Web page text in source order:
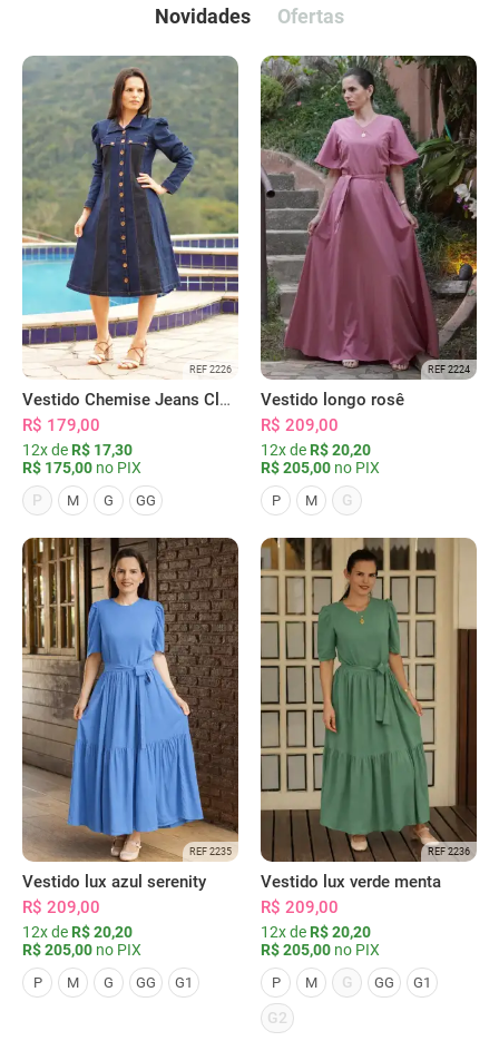
Novidades Ofertas
REF 2226
Vestido Chemise Jeans Clássica Serena
R$ 179,00
12x de R$ 17,30
R$ 175,00 no PIX
P
M G GG
REF 2224
Vestido longo rosê
R$ 209,00
12x de R$ 20,20
R$ 205,00 no PIX
P M G
REF 2235
Vestido lux azul serenity
R$ 209,00
12x de R$ 20,20
R$ 205,00 no PIX
P M G GG G1
REF 2236
Vestido lux verde menta
R$ 209,00
12x de R$ 20,20
R$ 205,00 no PIX
P M G GG G1
G2